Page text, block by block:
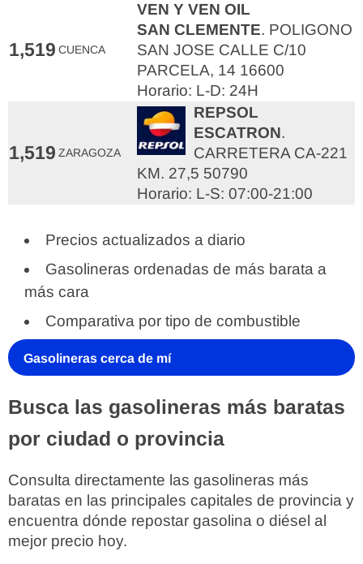
1,519 CUENCA
VEN Y VEN OIL
SAN CLEMENTE. POLIGONO
SAN JOSE CALLE C/10
PARCELA, 14 16600
Horario: L-D: 24H
1,519 ZARAGOZA
REPSOL
ESCATRON.
CARRETERA CA-221
KM. 27,5 50790
Horario: L-S: 07:00-21:00
Precios actualizados a diario
Gasolineras ordenadas de más barata a
más cara
Comparativa por tipo de combustible
Gasolineras cerca de mí
Busca las gasolineras más baratas
por ciudad o provincia
Consulta directamente las gasolineras más
baratas en las principales capitales de provincia y
encuentra dónde repostar gasolina o diésel al
mejor precio hoy.